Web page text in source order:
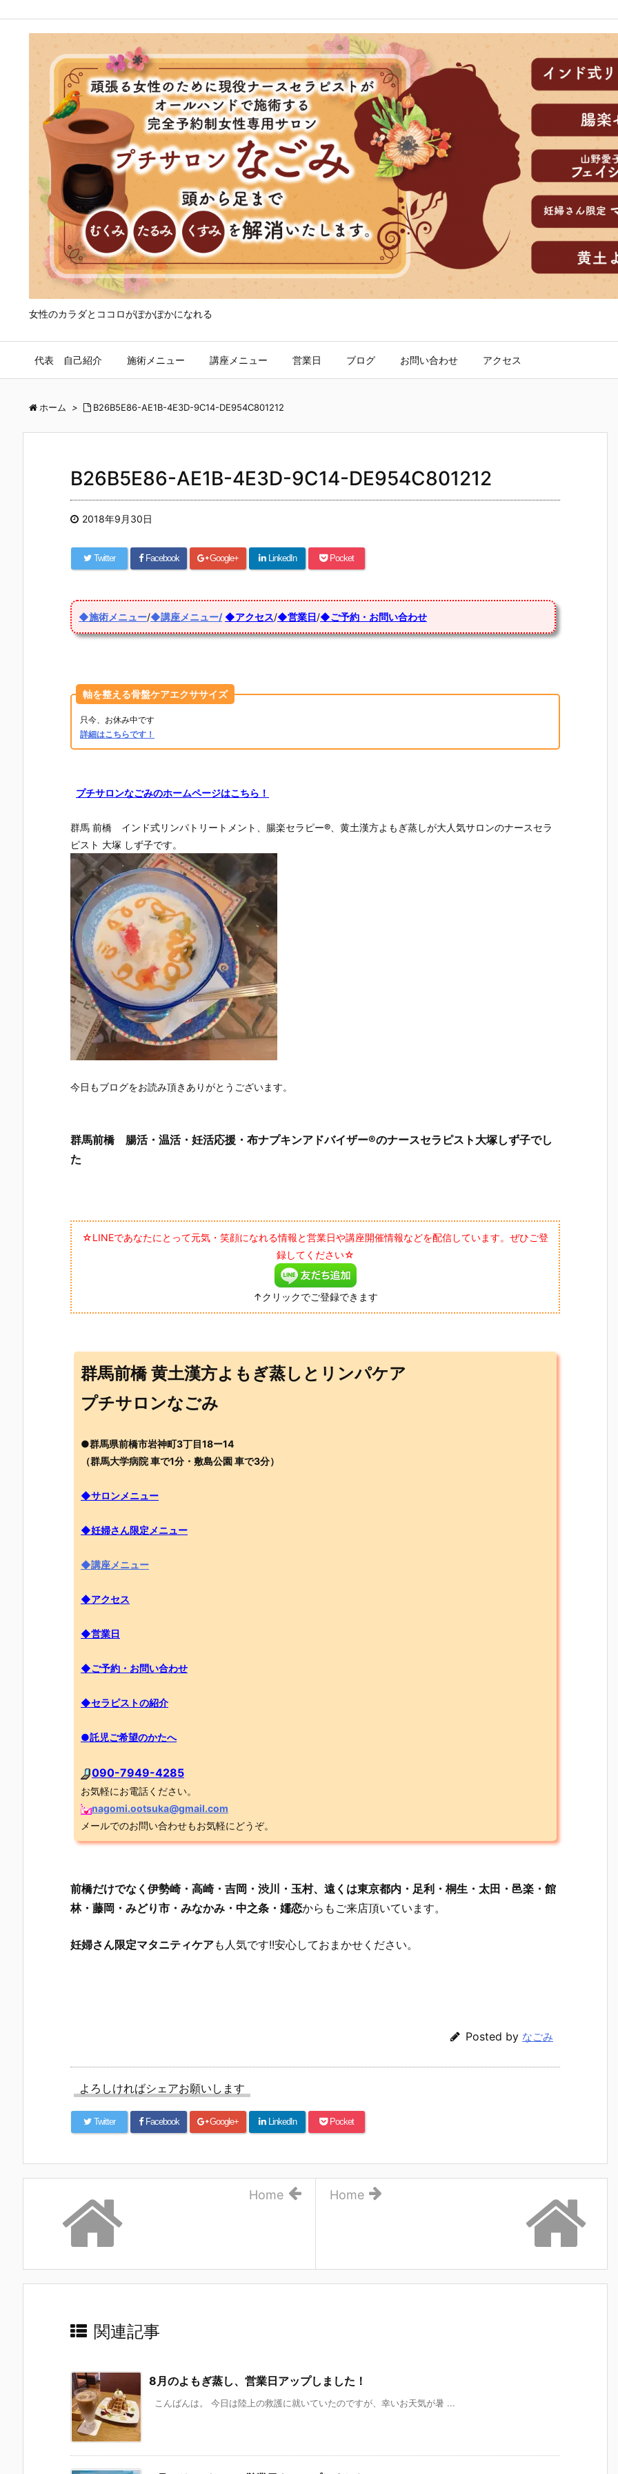
女性のカラダとココロがぽかぽかになれる
代表 自己紹介 施術メニュー 講座メニュー 営業日 ブログ お問い合わせ アクセス
ホーム > B26B5E86-AE1B-4E3D-9C14-DE954C801212
B26B5E86-AE1B-4E3D-9C14-DE954C801212
2018年9月30日
Twitter Facebook Google+ LinkedIn Pocket
◆施術メニュー/◆講座メニュー/ ◆アクセス/◆営業日/◆ご予約・お問い合わせ
軸を整える骨盤ケアエクササイズ
只今、お休み中です
詳細はこちらです！
プチサロンなごみのホームページはこちら！
群馬 前橋 インド式リンパトリートメント、腸楽セラピー®︎、黄土漢方よもぎ蒸しが大人気サロンのナースセラ
ピスト 大塚 しず子です。
今日もブログをお読み頂きありがとうございます。
群馬前橋 腸活・温活・妊活応援・布ナプキンアドバイザー®のナースセラピスト大塚しず子でし
た
☆LINEであなたにとって元気・笑顔になれる情報と営業日や講座開催情報などを配信しています。ぜひご登
録してください☆
↑クリックでご登録できます
群馬前橋 黄土漢方よもぎ蒸しとリンパケア
プチサロンなごみ
●群馬県前橋市岩神町3丁目18ー14
（群馬大学病院 車で1分・敷島公園 車で3分）
◆サロンメニュー
◆妊婦さん限定メニュー
◆講座メニュー
◆アクセス
◆営業日
◆ご予約・お問い合わせ
◆セラピストの紹介
●託児ご希望のかたへ
090-7949-4285
お気軽にお電話ください。
nagomi.ootsuka@gmail.com
メールでのお問い合わせもお気軽にどうぞ。
前橋だけでなく伊勢崎・高崎・吉岡・渋川・玉村、遠くは東京都内・足利・桐生・太田・邑楽・館
林・藤岡・みどり市・みなかみ・中之条・嬬恋からもご来店頂いています。
妊婦さん限定マタニティケアも人気です!!安心しておまかせください。
Posted by なごみ
よろしければシェアお願いします
Twitter Facebook Google+ LinkedIn Pocket
Home
Home
関連記事
8月のよもぎ蒸し、営業日アップしました！
こんばんは。 今日は陸上の救護に就いていたのですが、幸いお天気が暑 ...